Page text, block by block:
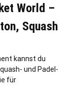
World –
Squash
kannst du
und Padel-
für